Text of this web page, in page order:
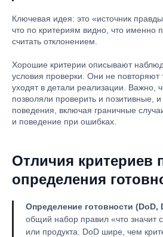
Ключевая идея: это «источник
что по критериям видно, что именно
считать отклонением.
Хорошие критерии описывают
условия проверки. Они не повторяют
уходят в детали реализации. Важно,
позволяли проверить и позитивные,
поведения, включая граничные
и поведение при ошибках.
Отличия критериев
определения
Определение готовности
общий набор правил «что значит
или продукта. DoD шире, чем